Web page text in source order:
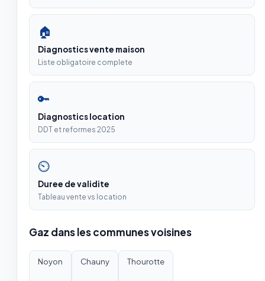
🏠
Diagnostics vente maison
Liste obligatoire complete
🔑
Diagnostics location
DDT et reformes 2025
⏲
Duree de validite
Tableau vente vs location
Gaz dans les communes voisines
Noyon Chauny Thourotte